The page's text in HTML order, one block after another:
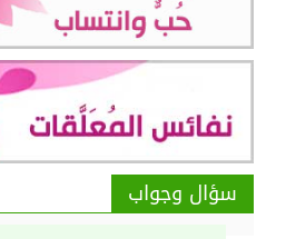
سؤال وجواب